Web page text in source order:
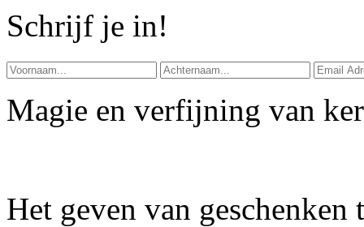
Schrijf je in!
Magie en verfijning van
Het geven van